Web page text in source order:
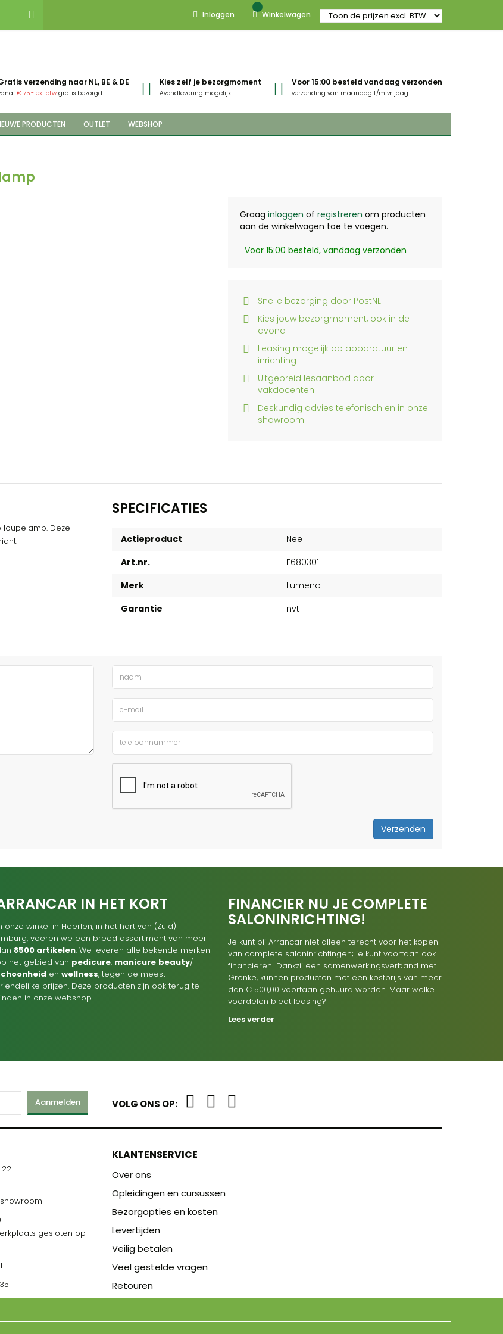
Inloggen Winkelwagen
verzending naar NL, BE & DE
€ 75,- ex. btw gratis bezorgd
Kies zelf je bezorgmoment
Avondlevering mogelijk
Voor 15:00 besteld vandaag verzonden
verzending van maandag t/m vrijdag
PRODUCTEN OUTLET WEBSHOP
Graag inloggen of registreren om producten
aan de winkelwagen toe te voegen.
Voor 15:00 besteld, vandaag verzonden
Snelle bezorging door PostNL
Kies jouw bezorgmoment, ook in de
avond
Leasing mogelijk op apparatuur en
inrichting
Uitgebreid lesaanbod door
vakdocenten
Deskundig advies telefonisch en in onze
showroom
Deze
SPECIFICATIES
Actieproduct
Nee
Art.nr.
E680301
Merk
Lumeno
Garantie
nvt
Verzenden
IN HET KORT
onze winkel in Heerlen, in het hart van (Zuid)
voeren we een breed assortiment van meer
8500 artikelen. We leveren alle bekende merken
het gebied van pedicure, manicure beauty/
en wellness, tegen de meest
prijzen. Deze producten zijn ook terug te
in onze webshop.
FINANCIER NU JE COMPLETE
SALONINRICHTING!
Je kunt bij Arrancar niet alleen terecht voor het kopen
van complete saloninrichtingen; je kunt voortaan ook
financieren! Dankzij een samenwerkingsverband met
Grenke, kunnen producten met een kostprijs van meer
dan € 500,00 voortaan gehuurd worden. Maar welke
voordelen biedt leasing?
Lees verder
Aanmelden VOLG ONS OP:
gesloten op
KLANTENSERVICE
Over ons
Opleidingen en cursussen
Bezorgopties en kosten
Levertijden
Veilig betalen
Veel gestelde vragen
Retouren